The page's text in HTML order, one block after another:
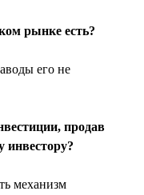
рынке есть?
его не
продав
инвестору?
механизм